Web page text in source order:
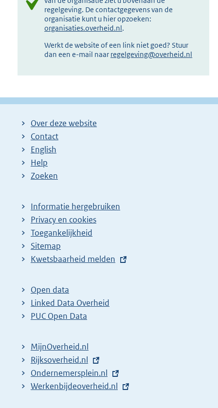
regelgeving. De contactgegevens van de
organisatie kunt u hier opzoeken:
organisaties.overheid.nl.
Werkt de website of een link niet goed? Stuur
dan een e-mail naar regelgeving@overheid.nl
Over deze website
Contact
English
Help
Zoeken
Informatie hergebruiken
Privacy en cookies
Toegankelijkheid
Sitemap
E
t
e
r
l
i
n
k
Kwetsbaarheid melden
Open data
Linked Data Overheid
PUC Open Data
MijnOverheid.nl
E
x
t
Rijksoverheid.nl
E
x
Ondernemersplein.nl
E
Werkenbijdeoverheid.nl